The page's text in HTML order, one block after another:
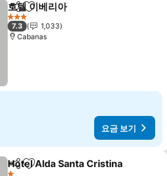
공유 즐겨찾기에 추가
호텔 이베리아
3 성급
7.3
1,033
Cabanas
요금 보기
공유 즐겨찾기에 추가
Hotel Alda Santa Cristina